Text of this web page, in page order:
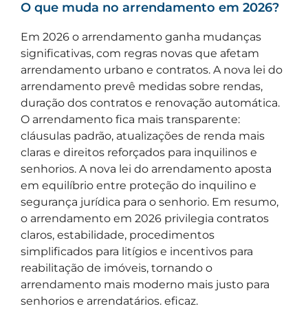
O que muda no arrendamento em 2026?
Em 2026 o arrendamento ganha mudanças
significativas, com regras novas que afetam
arrendamento urbano e contratos. A nova lei do
arrendamento prevê medidas sobre rendas,
duração dos contratos e renovação automática.
O arrendamento fica mais transparente:
cláusulas padrão, atualizações de renda mais
claras e direitos reforçados para inquilinos e
senhorios. A nova lei do arrendamento aposta
em equilíbrio entre proteção do inquilino e
segurança jurídica para o senhorio. Em resumo,
o arrendamento em 2026 privilegia contratos
claros, estabilidade, procedimentos
simplificados para litígios e incentivos para
reabilitação de imóveis, tornando o
arrendamento mais moderno mais justo para
senhorios e arrendatários. eficaz.